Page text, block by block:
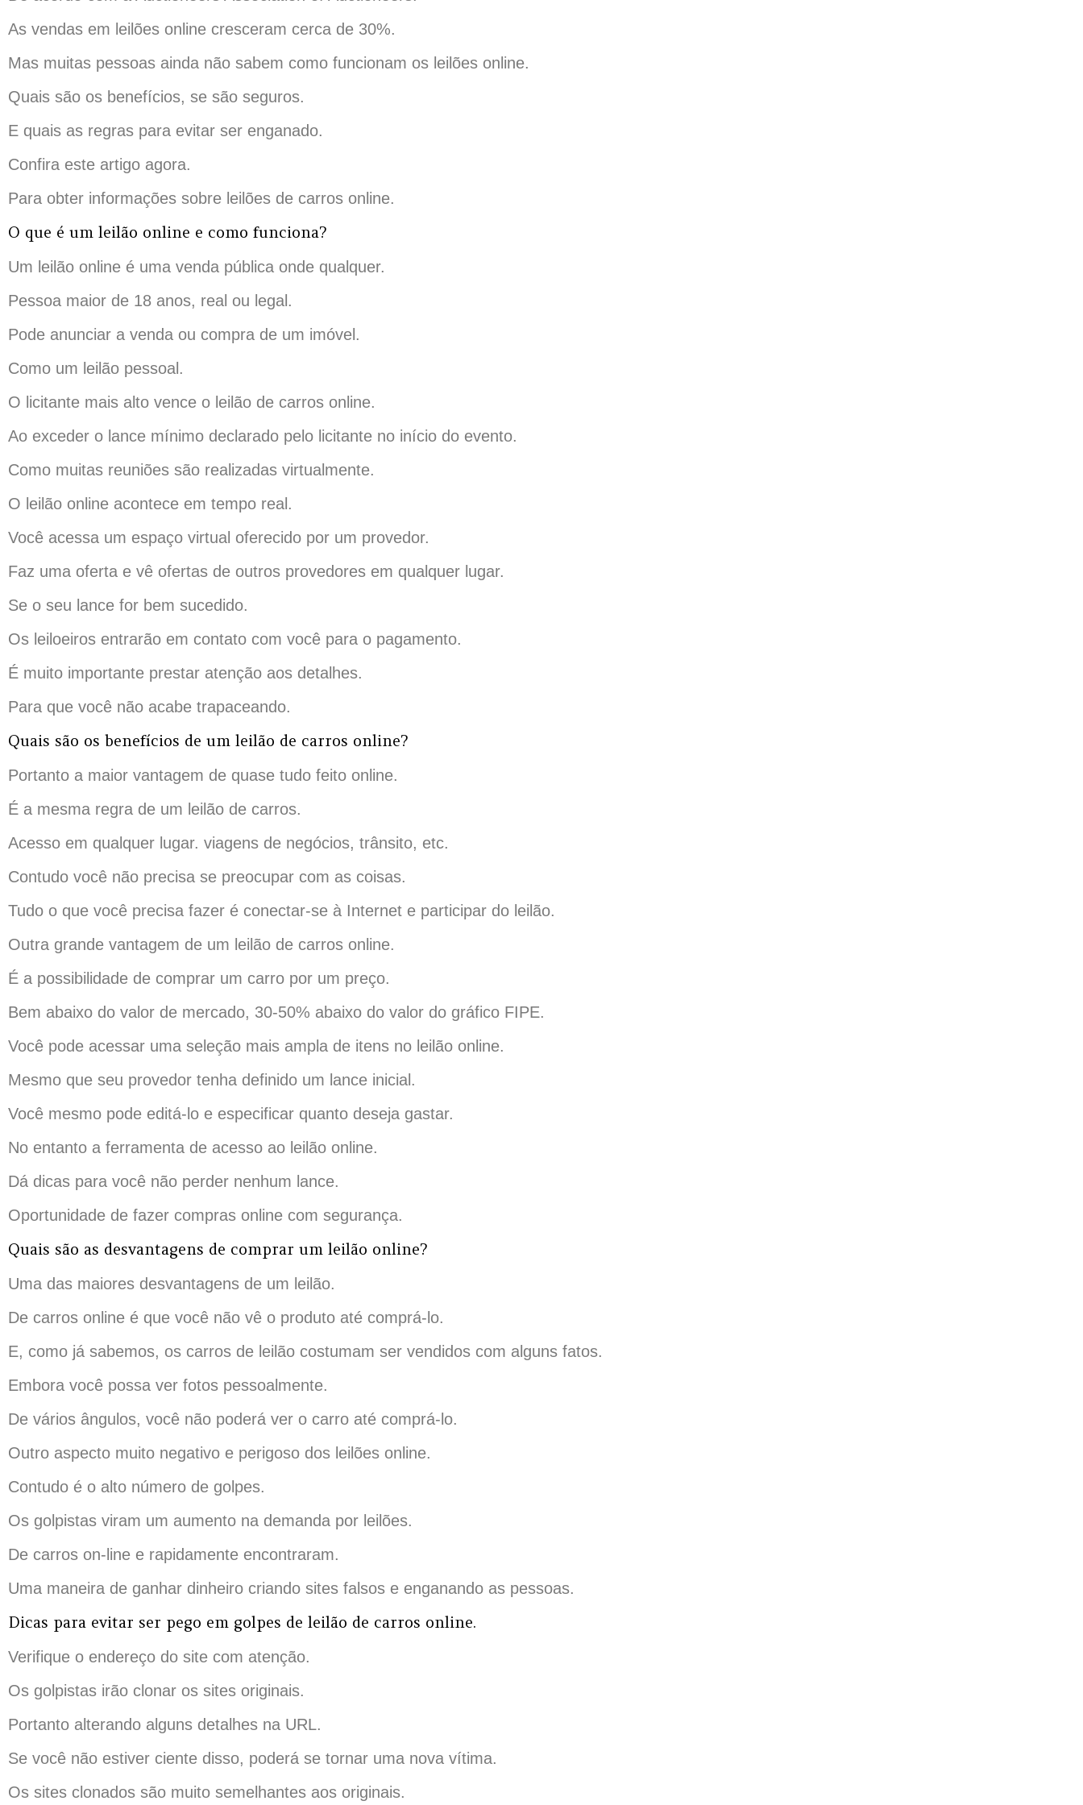
As vendas em leilões online cresceram cerca de 30%.
Mas muitas pessoas ainda não sabem como funcionam os leilões online.
Quais são os benefícios, se são seguros.
E quais as regras para evitar ser enganado.
Confira este artigo agora.
Para obter informações sobre leilões de carros online.
O que é um leilão online e como funciona?
Um leilão online é uma venda pública onde qualquer.
Pessoa maior de 18 anos, real ou legal.
Pode anunciar a venda ou compra de um imóvel.
Como um leilão pessoal.
O licitante mais alto vence o leilão de carros online.
Ao exceder o lance mínimo declarado pelo licitante no início do evento.
Como muitas reuniões são realizadas virtualmente.
O leilão online acontece em tempo real.
Você acessa um espaço virtual oferecido por um provedor.
Faz uma oferta e vê ofertas de outros provedores em qualquer lugar.
Se o seu lance for bem sucedido.
Os leiloeiros entrarão em contato com você para o pagamento.
É muito importante prestar atenção aos detalhes.
Para que você não acabe trapaceando.
Quais são os benefícios de um leilão de carros online?
Portanto a maior vantagem de quase tudo feito online.
É a mesma regra de um leilão de carros.
Acesso em qualquer lugar. viagens de negócios, trânsito, etc.
Contudo você não precisa se preocupar com as coisas.
Tudo o que você precisa fazer é conectar-se à Internet e participar do leilão.
Outra grande vantagem de um leilão de carros online.
É a possibilidade de comprar um carro por um preço.
Bem abaixo do valor de mercado, 30-50% abaixo do valor do gráfico FIPE.
Você pode acessar uma seleção mais ampla de itens no leilão online.
Mesmo que seu provedor tenha definido um lance inicial.
Você mesmo pode editá-lo e especificar quanto deseja gastar.
No entanto a ferramenta de acesso ao leilão online.
Dá dicas para você não perder nenhum lance.
Oportunidade de fazer compras online com segurança.
Quais são as desvantagens de comprar um leilão online?
Uma das maiores desvantagens de um leilão.
De carros online é que você não vê o produto até comprá-lo.
E, como já sabemos, os carros de leilão costumam ser vendidos com alguns fatos.
Embora você possa ver fotos pessoalmente.
De vários ângulos, você não poderá ver o carro até comprá-lo.
Outro aspecto muito negativo e perigoso dos leilões online.
Contudo é o alto número de golpes.
Os golpistas viram um aumento na demanda por leilões.
De carros on-line e rapidamente encontraram.
Uma maneira de ganhar dinheiro criando sites falsos e enganando as pessoas.
Dicas para evitar ser pego em golpes de leilão de carros online.
Verifique o endereço do site com atenção.
Os golpistas irão clonar os sites originais.
Portanto alterando alguns detalhes na URL.
Se você não estiver ciente disso, poderá se tornar uma nova vítima.
Os sites clonados são muito semelhantes aos originais.